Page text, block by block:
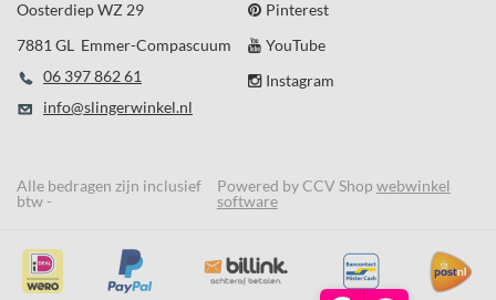
Oosterdiep WZ 29
7881 GL Emmer-Compascuum
06 397 862 61
info@slingerwinkel.nl
Pinterest
YouTube
Instagram
Alle bedragen zijn inclusief
btw -
Powered by CCV Shop webwinkel
software